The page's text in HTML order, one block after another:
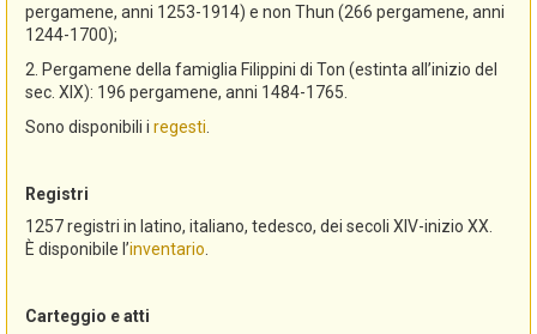
pergamene, anni 1253-1914) e non Thun (266 pergamene, anni
1244-1700);
2. Pergamene della famiglia Filippini di Ton (estinta all’inizio del
sec. XIX): 196 pergamene, anni 1484-1765.
Sono disponibili i regesti
Registri
1257 registri in latino, italiano, tedesco, dei secoli XIV-inizio XX.
È disponibile l’inventario
Carteggio e atti